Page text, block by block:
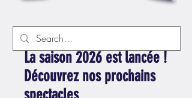
La saison 2026 est lancée !
Découvrez nos prochains